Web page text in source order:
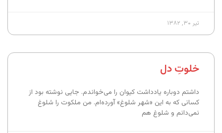
تیر ۳۰, ۱۳۸۲
خلوتِ دل
داشتم دوباره یادداشت کیوان را می‌خواندم. جایی نوشته بود از
کسانی که به این «شهر شلوغ» آورده‌ام. من ملکوت را شلوغ
نمی‌دانم و شلوغ هم